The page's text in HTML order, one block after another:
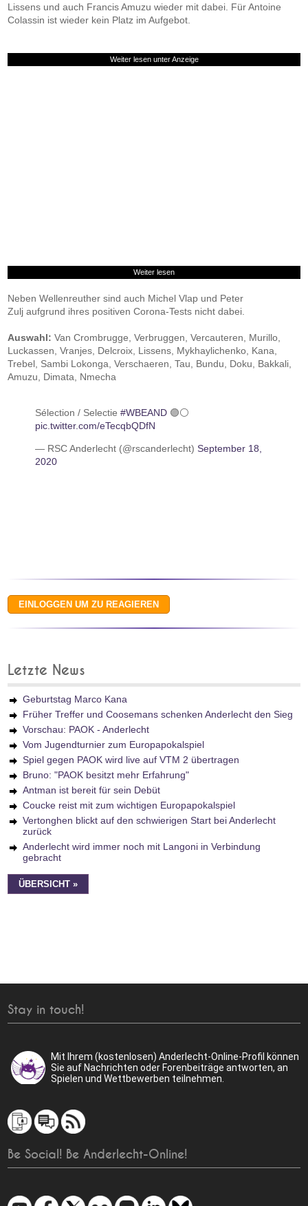
Lissens und auch Francis Amuzu wieder mit dabei. Für Antoine
Colassin ist wieder kein Platz im Aufgebot.
Weiter lesen unter Anzeige
Weiter lesen
Neben Wellenreuther sind auch Michel Vlap und Peter
Zulj aufgrund ihres positiven Corona-Tests nicht dabei.
Auswahl: Van Crombrugge, Verbruggen, Vercauteren, Murillo,
Luckassen, Vranjes, Delcroix, Lissens, Mykhaylichenko, Kana,
Trebel, Sambi Lokonga, Verschaeren, Tau, Bundu, Doku, Bakkali,
Amuzu, Dimata, Nmecha
Sélection / Selectie#WBEAND 🟣⚪
pic.twitter.com/eTecqbQDfN
— RSC Anderlecht (@rscanderlecht)September 18,
2020
Letzte News
Geburtstag Marco Kana
Früher Treffer und Coosemans schenken Anderlecht den Sieg
Vorschau: PAOK - Anderlecht
Vom Jugendturnier zum Europapokalspiel
Spiel gegen PAOK wird live auf VTM 2 übertragen
Bruno: "PAOK besitzt mehr Erfahrung"
Antman ist bereit für sein Debüt
Coucke reist mit zum wichtigen Europapokalspiel
Vertonghen blickt auf den schwierigen Start bei Anderlecht
zurück
Anderlecht wird immer noch mit Langoni in Verbindung
gebracht
ÜBERSICHT »
Stay in touch!
Mit Ihrem (kostenlosen) Anderlecht-Online-Profil können
Sie auf Nachrichten oder Forenbeiträge antworten, an
Spielen und Wettbewerben teilnehmen.
Be Social! Be Anderlecht-Online!